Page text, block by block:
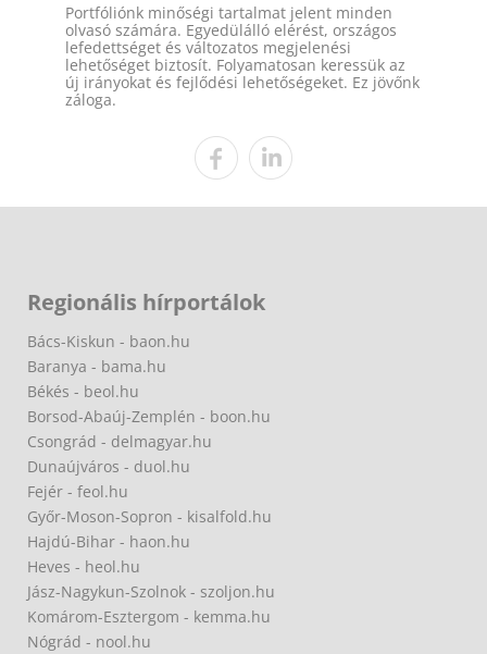
Portfóliónk minőségi tartalmat jelent minden
olvasó számára. Egyedülálló elérést, országos
lefedettséget és változatos megjelenési
lehetőséget biztosít. Folyamatosan keressük az
új irányokat és fejlődési lehetőségeket. Ez jövőnk
záloga.
Regionális hírportálok
Bács-Kiskun - baon.hu
Baranya - bama.hu
Békés - beol.hu
Borsod-Abaúj-Zemplén - boon.hu
Csongrád - delmagyar.hu
Dunaújváros - duol.hu
Fejér - feol.hu
Győr-Moson-Sopron - kisalfold.hu
Hajdú-Bihar - haon.hu
Heves - heol.hu
Jász-Nagykun-Szolnok - szoljon.hu
Komárom-Esztergom - kemma.hu
Nógrád - nool.hu